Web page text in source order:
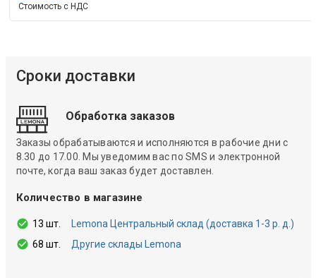
Стоимость с НДС
Сроки доставки
Обработка заказов
Заказы обрабатываются и исполняются в рабочие дни с
8.30 до 17.00. Мы уведомим вас по SMS и электронной
почте, когда ваш заказ будет доставлен.
Количество в магазине
13 шт.
Lemona Центральный склад (доставка 1-3 р. д.)
68 шт.
Другие склады Lemona